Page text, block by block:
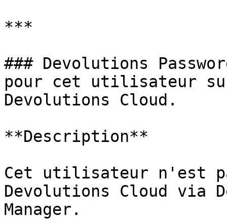
***
### Devolutions
pour cet utilisateur
Devolutions Cloud.
**Description**
Cet utilisateur n'est
Devolutions Cloud via
Manager.